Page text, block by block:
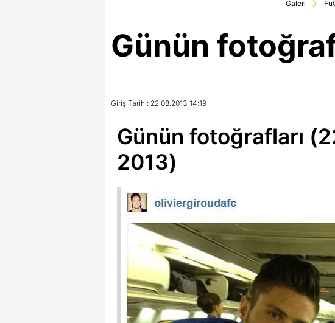
Galeri
Günün
Giriş Tarihi: 22.08.2013 14:19
Günün fotoğrafları
2013)